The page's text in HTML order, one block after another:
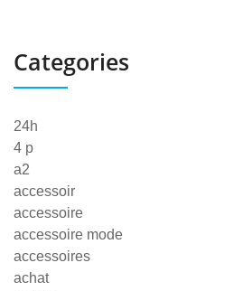
Categories
24h
4 p
a2
accessoir
accessoire
accessoire mode
accessoires
achat